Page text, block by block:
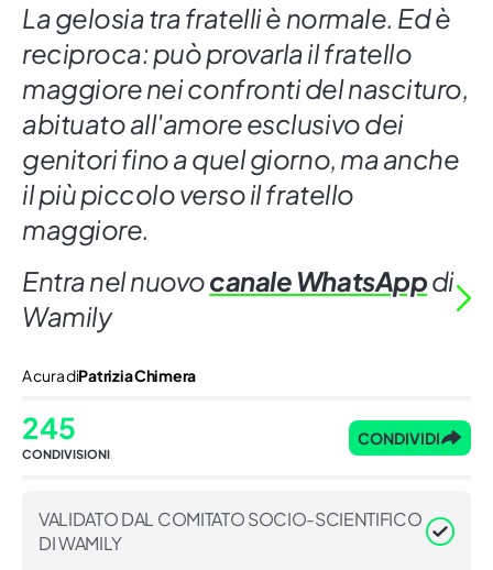
La gelosia tra fratelli è normale. Ed è
reciproca: può provarla il fratello
maggiore nei confronti del nascituro,
abituato all'amore esclusivo dei
genitori fino a quel giorno, ma anche
il più piccolo verso il fratello
maggiore.
Entra nel nuovocanale WhatsAppdi
Wamily
A cura diPatrizia Chimera
245
CONDIVISIONI
CONDIVIDI
VALIDATO DAL COMITATO SOCIO-SCIENTIFICO
DI WAMILY